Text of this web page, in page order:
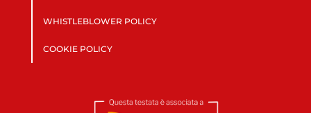
WHISTLEBLOWER POLICY
COOKIE POLICY